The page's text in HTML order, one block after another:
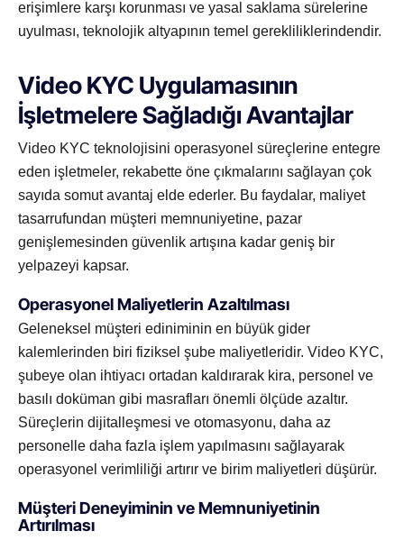
erişimlere karşı korunması ve yasal saklama sürelerine
uyulması, teknolojik altyapının temel gerekliliklerindendir.
Video KYC Uygulamasının
İşletmelere Sağladığı Avantajlar
Video KYC teknolojisini operasyonel süreçlerine entegre
eden işletmeler, rekabette öne çıkmalarını sağlayan çok
sayıda somut avantaj elde ederler. Bu faydalar, maliyet
tasarrufundan müşteri memnuniyetine, pazar
genişlemesinden güvenlik artışına kadar geniş bir
yelpazeyi kapsar.
Operasyonel Maliyetlerin Azaltılması
Geleneksel müşteri ediniminin en büyük gider
kalemlerinden biri fiziksel şube maliyetleridir. Video KYC,
şubeye olan ihtiyacı ortadan kaldırarak kira, personel ve
basılı doküman gibi masrafları önemli ölçüde azaltır.
Süreçlerin dijitalleşmesi ve otomasyonu, daha az
personelle daha fazla işlem yapılmasını sağlayarak
operasyonel verimliliği artırır ve birim maliyetleri düşürür.
Müşteri Deneyiminin ve Memnuniyetinin
Artırılması